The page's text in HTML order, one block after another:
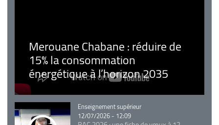
Merouane Chabane : réduire de
15% la consommation
énergétique à l’horizon 2035
Catégorie
Enseignement supérieur
12/07/2026 - 12:09